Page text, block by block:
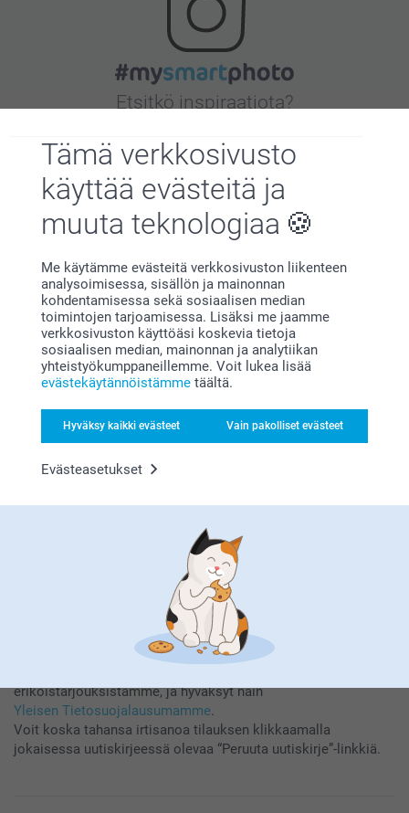
Tämä verkkosivusto
käyttää evästeitä ja
muuta teknologiaa
Me käytämme evästeitä verkkosivuston liikenteen
analysoimisessa, sisällön ja mainonnan
kohdentamisessa sekä sosiaalisen median
toimintojen tarjoamisessa. Lisäksi me jaamme
verkkosivuston käyttöäsi koskevia tietoja
sosiaalisen median, mainonnan ja analytiikan
yhteistyökumppaneillemme. Voit lukea lisää
evästekäytännöistämme täältä.
Hyväksy kaikki evästeet Vain pakolliset evästeet
Evästeasetukset
Etsitkö inspiraatiota?
Olemme täällä sinun vuoksesi
Tilaa uutiskirje
Rekisteröidy
erikoistarjouksistamme, ja hyväksyt näin
Yleisen Tietosuojalausumamme.
Voit koska tahansa irtisanoa tilauksen klikkaamalla
jokaisessa uutiskirjeessä olevaa “Peruuta uutiskirje”-linkkiä.